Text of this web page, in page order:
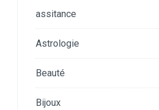
assitance
Astrologie
Beauté
Bijoux